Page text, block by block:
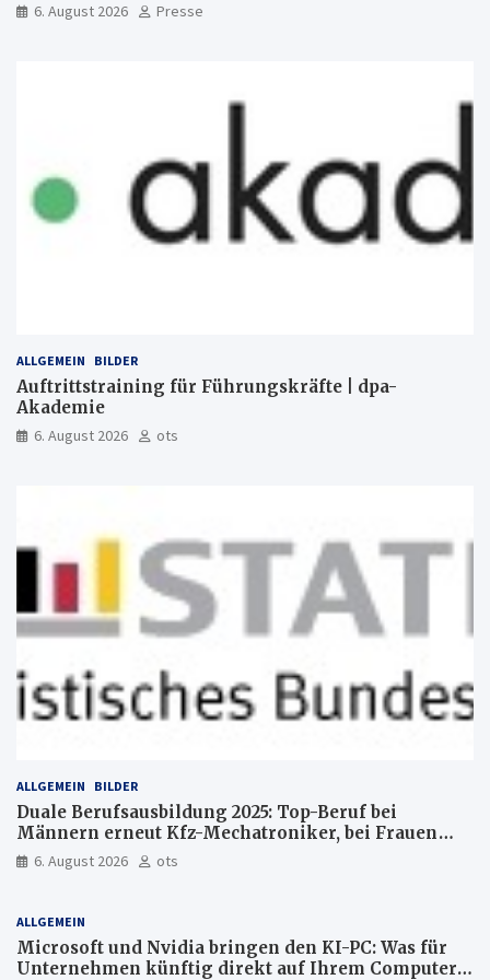
6. August 2026 Presse
ALLGEMEIN BILDER
Auftrittstraining für Führungskräfte | dpa-
Akademie
6. August 2026 ots
ALLGEMEIN BILDER
Duale Berufsausbildung 2025: Top-Beruf bei
Männern erneut Kfz-Mechatroniker, bei Frauen
medizinische Fachangestellte
6. August 2026 ots
ALLGEMEIN
Microsoft und Nvidia bringen den KI-PC: Was für
Unternehmen künftig direkt auf Ihrem Computer